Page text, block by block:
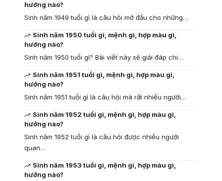
hướng nào?
Sinh năm 1949 tuổi gì là câu hỏi mở đầu cho những…
Sinh năm 1950 tuổi gì, mệnh gì, hợp màu gì,
hướng nào?
Sinh năm 1950 tuổi gì? Bài viết này sẽ giải đáp chi…
Sinh năm 1951 tuổi gì, mệnh gì, hợp màu gì,
hướng nào?
Sinh năm 1951 tuổi gì là câu hỏi mà rất nhiều người…
Sinh năm 1952 tuổi gì, mệnh gì, hợp màu gì,
hướng nào?
Sinh năm 1952 tuổi gì là câu hỏi được nhiều người
quan…
Sinh năm 1953 tuổi gì, mệnh gì, hợp màu gì,
hướng nào?